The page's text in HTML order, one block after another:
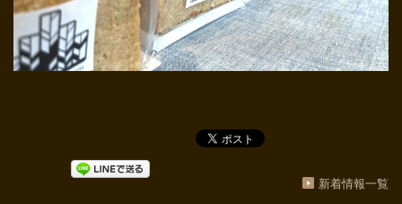
新着情報一覧